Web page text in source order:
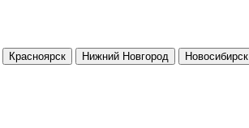
Красноярск Нижний Новгород Новосибирск